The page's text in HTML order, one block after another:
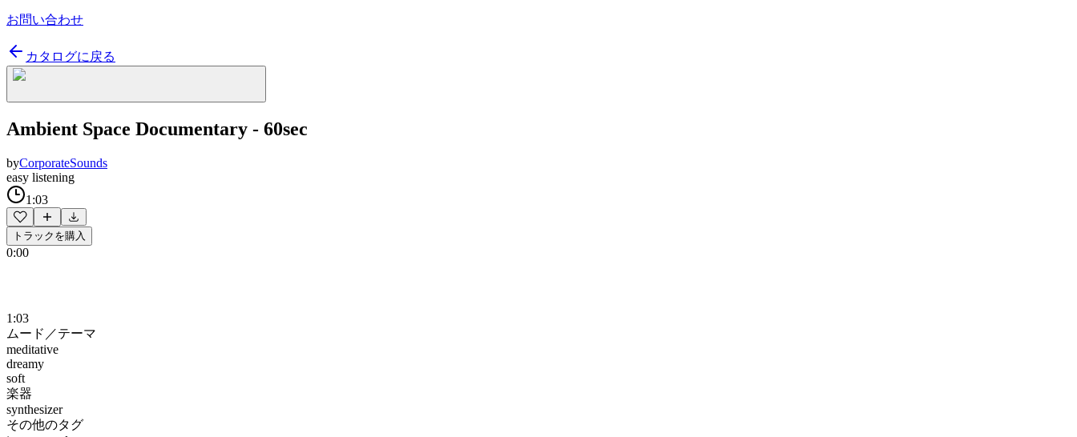
お問い合わせ
カタログに戻る
Ambient Space Documentary - 60sec
byCorporateSounds
easy listening
1:03
トラックを購入
0:00
1:03
ムード／テーマ
meditative
dreamy
soft
楽器
synthesizer
その他のタグ